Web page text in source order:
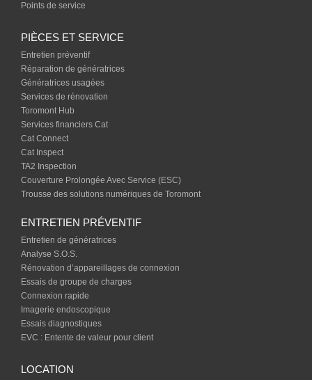
Points de service
PIÈCES ET SERVICE
Entretien préventif
Réparation de génératrices
Génératrices usagées
Services de rénovation
Toromont Hub
Services financiers Cat
Cat Connect
Cat Inspect
TA2 Inspection
Couverture Prolongée Avec Service (ESC)
Trousse des solutions numériques de Toromont
ENTRETIEN PRÉVENTIF
Entretien de génératrices
Analyse S.O.S.
Rénovation d’appareillages de connexion
Essais de groupe de charges
Connexion rapide
Imagerie endoscopique
Essais diagnostiques
EVC : Entente de valeur pour client
LOCATION